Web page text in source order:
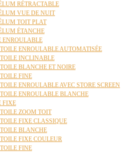
RÉTRACTABLE
VUE DE NUIT
TOIT PLAT
ÉTANCHE
ENROULABLE
ENROULABLE AUTOMATISÉE
INCLINABLE
BLANCHE ET NOIRE
FINE
ENROULABLE AVEC STORE SCREEN
ENROULABLE BLANCHE
FIXE
ZOOM TOIT
FIXE CLASSIQUE
BLANCHE
FIXE COULEUR
FINE